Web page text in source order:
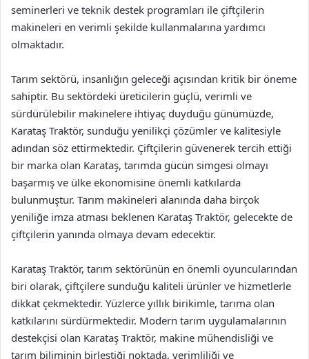
seminerleri ve teknik destek programları ile çiftçilerin
makineleri en verimli şekilde kullanmalarına yardımcı
olmaktadır.
Tarım sektörü, insanlığın geleceği açısından kritik bir öneme
sahiptir. Bu sektördeki üreticilerin güçlü, verimli ve
sürdürülebilir makinelere ihtiyaç duyduğu günümüzde,
Karataş Traktör, sunduğu yenilikçi çözümler ve kalitesiyle
adından söz ettirmektedir. Çiftçilerin güvenerek tercih ettiği
bir marka olan Karataş, tarımda gücün simgesi olmayı
başarmış ve ülke ekonomisine önemli katkılarda
bulunmuştur. Tarım makineleri alanında daha birçok
yeniliğe imza atması beklenen Karataş Traktör, gelecekte de
çiftçilerin yanında olmaya devam edecektir.
Karataş Traktör, tarım sektörünün en önemli oyuncularından
biri olarak, çiftçilere sunduğu kaliteli ürünler ve hizmetlerle
dikkat çekmektedir. Yüzlerce yıllık birikimle, tarıma olan
katkılarını sürdürmektedir. Modern tarım uygulamalarının
destekçisi olan Karataş Traktör, makine mühendisliği ve
tarım biliminin birleştiği noktada, verimliliği ve